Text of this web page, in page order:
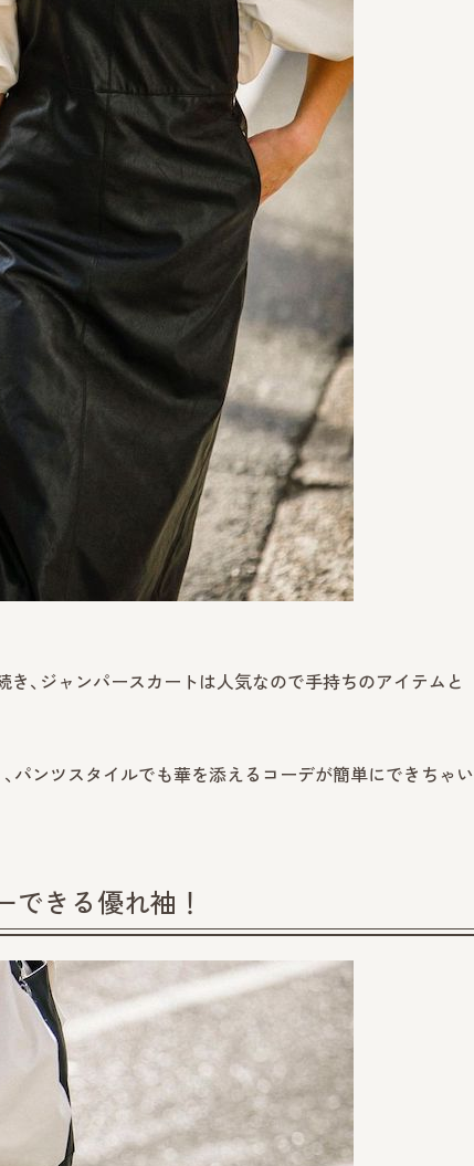
、ジャンパースカートは人気なので手持ちのアイテムと
パンツスタイルでも華を添えるコーデが簡単にできちゃい
きる優れ袖！